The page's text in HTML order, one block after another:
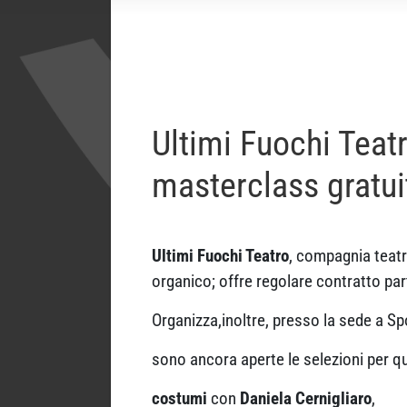
Ultimi Fuochi
masterclass
Ultimi Fuochi Teatro, compagnia
organico; offre regolare contratto
Organizza,inoltre, presso la sede a
sono ancora aperte le selezioni per
costumi con Daniela Cernigliaro,